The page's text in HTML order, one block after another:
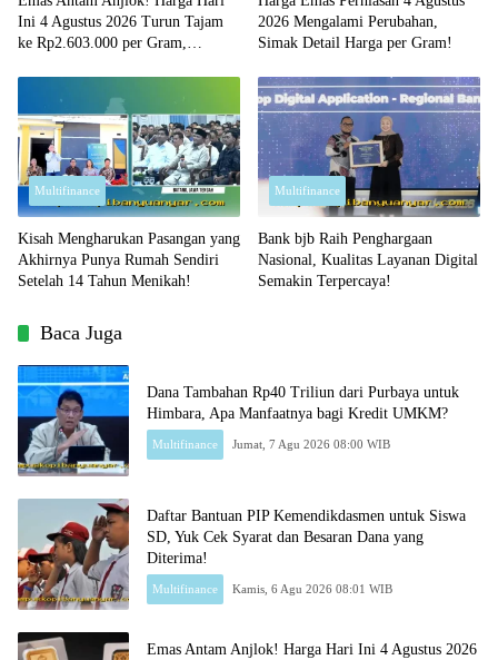
Ini 4 Agustus 2026 Turun Tajam
ke Rp2.603.000 per Gram,
2026 Mengalami Perubahan,
Simak Detail Harga per Gram!
Multifinance
Kisah Mengharukan Pasangan yang
Akhirnya Punya Rumah Sendiri
Setelah 14 Tahun Menikah!
Multifinance
Bank bjb Raih Penghargaan
Nasional, Kualitas Layanan Digital
Semakin Terpercaya!
Baca Juga
Dana Tambahan Rp40 Triliun dari Purbaya untuk
Himbara, Apa Manfaatnya bagi Kredit UMKM?
Multifinance Jumat, 7 Agu 2026 08:00 WIB
Daftar Bantuan PIP Kemendikdasmen untuk Siswa
SD, Yuk Cek Syarat dan Besaran Dana yang
Diterima!
Multifinance Kamis, 6 Agu 2026 08:01 WIB
Emas Antam Anjlok! Harga Hari Ini 4 Agustus 2026